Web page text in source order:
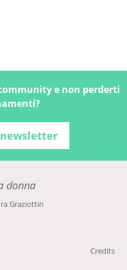
e non perderti
donna
Graziottin
Credits